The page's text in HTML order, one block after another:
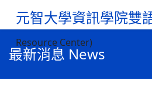
元智大學資訊學院雙
Resource Center)
最新消息 News